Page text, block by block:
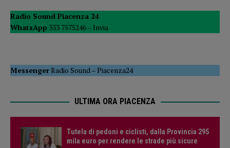
Radio Sound Piacenza 24
WhatsApp 333 7575246 – Invia
MessengerRadio Sound –Piacenza24
ULTIMA ORA PIACENZA
Tutela di pedoni e ciclisti, dalla Provincia 295
mila euro per rendere le strade più sicure